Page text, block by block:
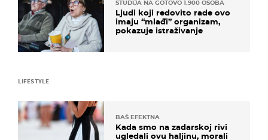
STUDIJA NA GOTOVO 1.900 OSOBA
Ljudi koji redovito rade ovo
imaju “mlađi” organizam,
pokazuje istraživanje
LIFESTYLE
BAŠ EFEKTNA
Kada smo na zadarskoj rivi
ugledali ovu haljinu, morali